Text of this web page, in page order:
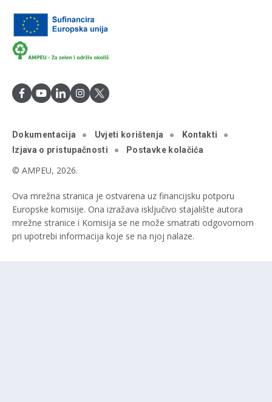
Dokumentacija Uvjeti korištenja
Kontakti
Izjava o pristupačnosti
Postavke kolačića
© AMPEU, 2026.
Ova mrežna stranica je ostvarena uz financijsku potporu
Europske komisije. Ona izražava isključivo stajalište autora
mrežne stranice i Komisija se ne može smatrati odgovornom
pri upotrebi informacija koje se na njoj nalaze.